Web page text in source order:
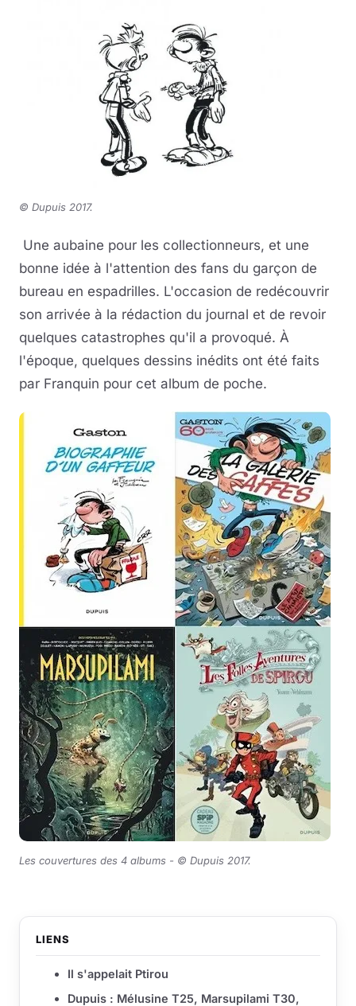
© Dupuis 2017.
Une aubaine pour les collectionneurs, et une
bonne idée à l'attention des fans du garçon de
bureau en espadrilles. L'occasion de redécouvrir
son arrivée à la rédaction du journal et de revoir
quelques catastrophes qu'il a provoqué. À
l'époque, quelques dessins inédits ont été faits
par Franquin pour cet album de poche.
Les couvertures des 4 albums - © Dupuis 2017.
LIENS
Il s'appelait Ptirou
Dupuis : Mélusine T25, Marsupilami T30,